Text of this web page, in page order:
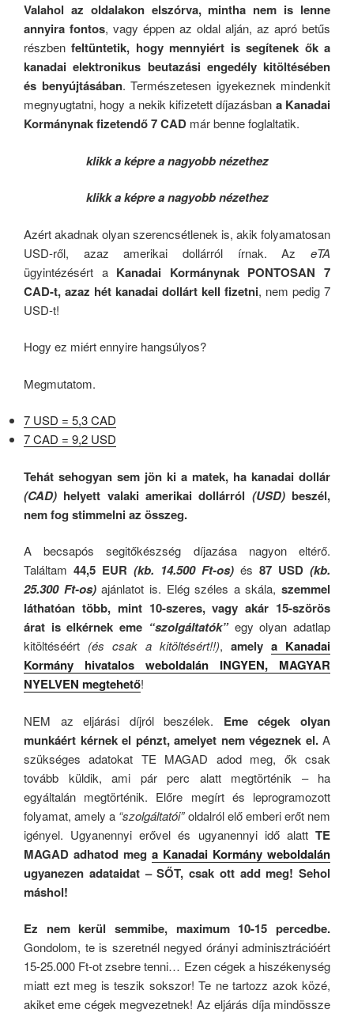
Valahol az oldalakon elszórva, mintha nem is lenne
annyira fontos, vagy éppen az oldal alján, az apró betűs
részbenfeltüntetik, hogy mennyiért is segítenek ők a
kanadai elektronikus beutazási engedély kitöltésében
és benyújtásában. Természetesen igyekeznek mindenkit
megnyugtatni, hogy a nekik kifizetett díjazásban a Kanadai
Kormánynak fizetendő 7 CAD már benne foglaltatik.
klikk a képre a nagyobb nézethez
klikk a képre a nagyobb nézethez
Azért akadnak olyan szerencsétlenek is, akik folyamatosan
USD-ről, azaz amerikai dollárról írnak. Az eTA
ügyintézésért a Kanadai Kormánynak PONTOSAN 7
CAD-t, azaz hét kanadai dollárt kell fizetni, nem pedig 7
USD-t!
Hogy ez miért ennyire hangsúlyos?
Megmutatom.
7 USD = 5,3 CAD
7 CAD = 9,2 USD
Tehát sehogyan sem jön ki a matek, ha kanadai dollár
(CAD) helyett valaki amerikai dollárról (USD)beszél,
nem fog stimmelni az összeg.
A becsapós segitőkészség díjazása nagyon eltérő.
Találtam 44,5 EUR (kb. 14.500 Ft-os) és 87 USD (kb.
25.300 Ft-os)ajánlatot is. Elég széles a skála, szemmel
láthatóan több, mint 10-szeres, vagy akár 15-szörös
árat is elkérnek eme “szolgáltatók”egy olyan adatlap
kitöltéséért (és csak a kitöltésért!!), amely a Kanadai
Kormány hivatalos weboldalán INGYEN, MAGYAR
NYELVEN megtehető!
NEM az eljárási díjról beszélek. Eme cégek olyan
munkáért kérnek el pénzt, amelyet nem végeznek el.A
szükséges adatokat TE MAGAD adod meg, ők csak
tovább küldik, ami pár perc alatt megtörténik – ha
egyáltalán megtörténik. Előre megírt és leprogramozott
folyamat, amely a “szolgáltatói”oldalról elő emberi erőt nem
igényel. Ugyanennyi erővel és ugyanennyi idő alatt TE
MAGAD adhatod meg a Kanadai Kormány weboldalán
ugyanezen adataidat – SŐT, csak ott add meg! Sehol
máshol!
Ez nem kerül semmibe, maximum 10-15 percedbe.
Gondolom, te is szeretnél negyed órányi adminisztrációért
15-25.000 Ft-ot zsebre tenni… Ezen cégek a hiszékenység
miatt ezt meg is teszik sokszor! Te ne tartozz azok közé,
akiket eme cégek megvezetnek! Az eljárás díja mindössze